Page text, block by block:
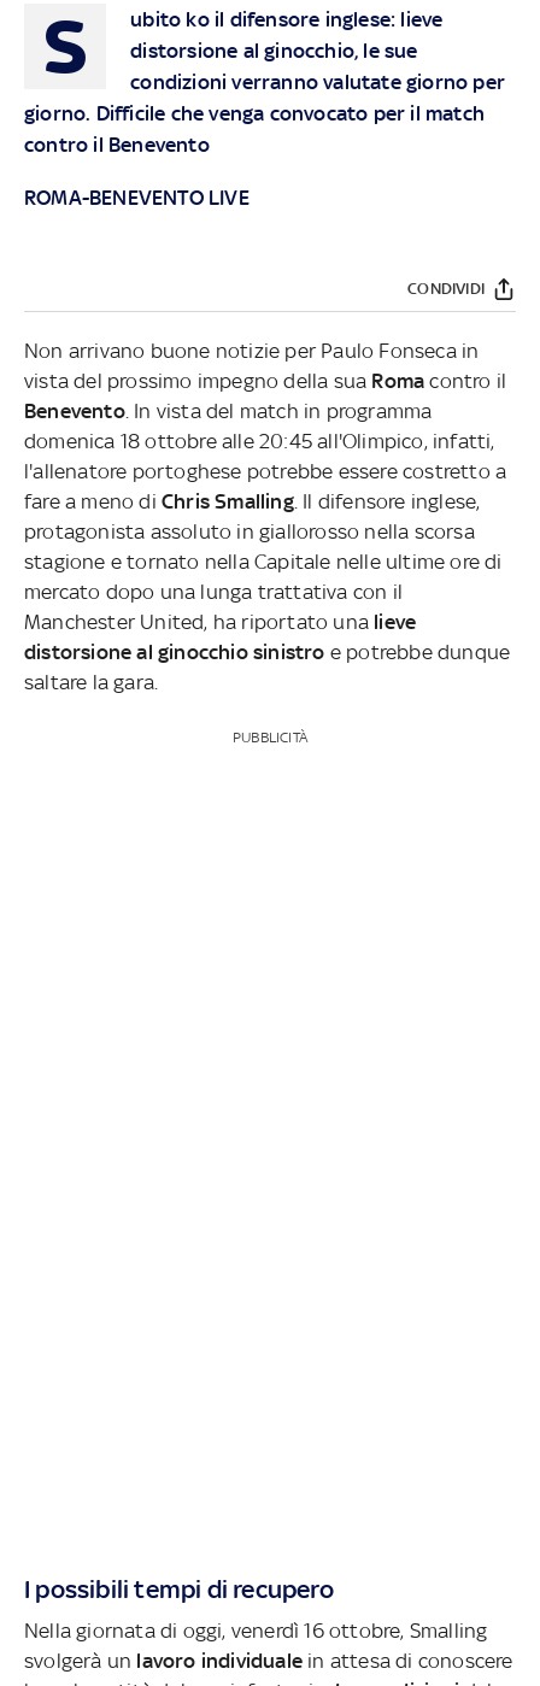
S
ubito ko il difensore inglese: lieve
distorsione al ginocchio, le sue
condizioni verranno valutate giorno per
giorno. Difficile che venga convocato per il match
contro il Benevento
ROMA-BENEVENTO LIVE
CONDIVIDI
Non arrivano buone notizie per Paulo Fonseca in
vista del prossimo impegno della sua Roma contro il
Benevento. In vista del match in programma
domenica 18 ottobre alle 20:45 all'Olimpico, infatti,
l'allenatore portoghese potrebbe essere costretto a
fare a meno di Chris Smalling. Il difensore inglese,
protagonista assoluto in giallorosso nella scorsa
stagione e tornato nella Capitale nelle ultime ore di
mercato dopo una lunga trattativa con il
Manchester United, ha riportato una lieve
distorsione al ginocchio sinistro e potrebbe dunque
saltare la gara.
PUBBLICITÀ
I possibili tempi di recupero
Nella giornata di oggi, venerdì 16 ottobre, Smalling
svolgerà un lavoro individuale in attesa di conoscere